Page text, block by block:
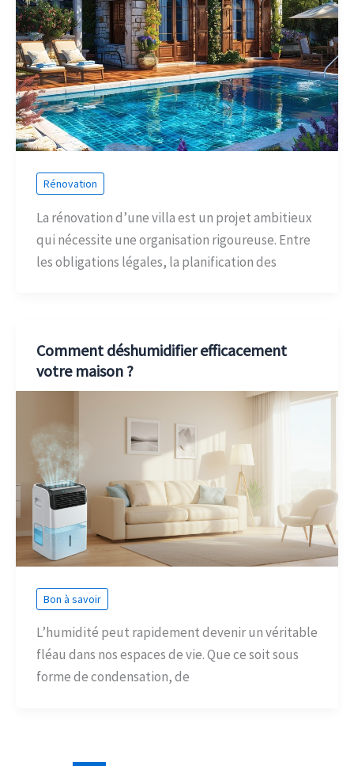
Rénovation
La rénovation d’une villa est un projet ambitieux
qui nécessite une organisation rigoureuse. Entre
les obligations légales, la planification des
Comment déshumidifier efficacement
votre maison ?
Bon à savoir
L’humidité peut rapidement devenir un véritable
fléau dans nos espaces de vie. Que ce soit sous
forme de condensation, de